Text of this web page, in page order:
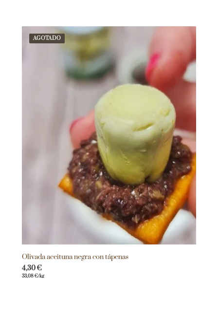
AGOTADO
Olivada aceituna negra con tápenas
4,30€
33,08€/kg